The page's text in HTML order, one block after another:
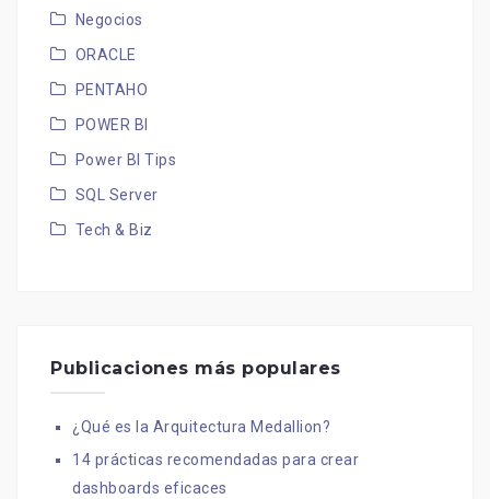
Negocios
ORACLE
PENTAHO
POWER BI
Power BI Tips
SQL Server
Tech & Biz
Publicaciones más populares
¿Qué es la Arquitectura Medallion?
14 prácticas recomendadas para crear
dashboards eficaces